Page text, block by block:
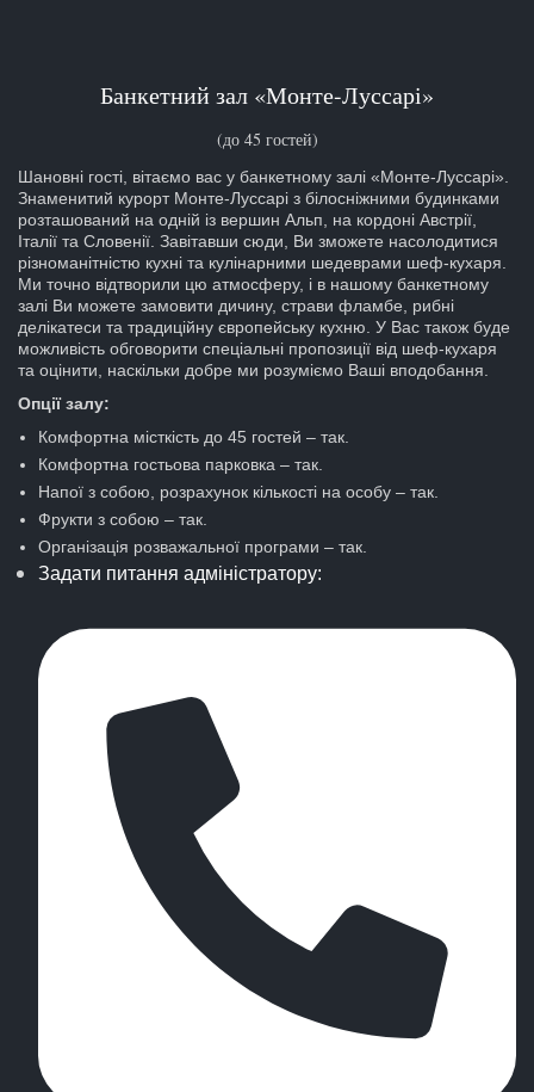
Банкетний зал «Монте-Луссарі»
(до 45 гостей)
Шановні гості, вітаємо вас у банкетному залі «Монте-Луссарі».
Знаменитий курорт Монте-Луссарі з білосніжними будинками
розташований на одній із вершин Альп, на кордоні Австрії,
Італії та Словенії. Завітавши сюди, Ви зможете насолодитися
різноманітністю кухні та кулінарними шедеврами шеф-кухаря.
Ми точно відтворили цю атмосферу, і в нашому банкетному
залі Ви можете замовити дичину, страви фламбе, рибні
делікатеси та традиційну європейську кухню. У Вас також буде
можливість обговорити спеціальні пропозиції від шеф-кухаря
та оцінити, наскільки добре ми розуміємо Ваші вподобання.
Опції залу:
Комфортна місткість до 45 гостей – так.
Комфортна гостьова парковка – так.
Напої з собою, розрахунок кількості на особу – так.
Фрукти з собою – так.
Організація розважальної програми – так.
Задати питання адміністратору: